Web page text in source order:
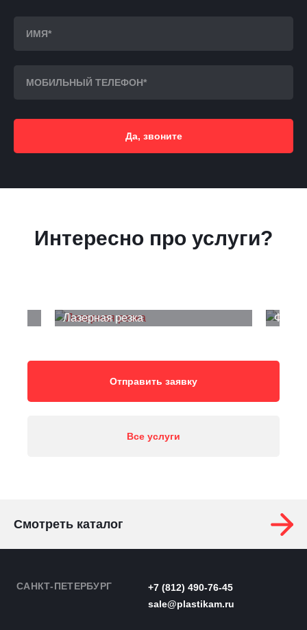
Да, звоните
Интересно про услуги?
Лазерная резка
Отправить заявку
Все услуги
Смотреть каталог
САНКТ-ПЕТЕРБУРГ
+7 (812) 490-76-45
sale@plastikam.ru